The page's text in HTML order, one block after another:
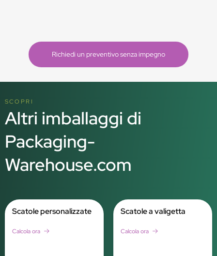
Richiedi un preventivo senza impegno
SCOPRI
Altri imballaggi di
Packaging-
Warehouse.com
Scatole personalizzate
Calcola ora
Scatole a valigetta
Calcola ora